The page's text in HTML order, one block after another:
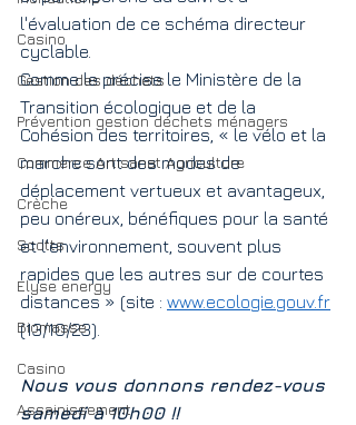
Casino
Gestion des déchets
Prévention gestion déchets ménagers
Commerce Artisanat Agriculture
Crèche
Scotts
Elyse energy
Biomasse
Casino
Assainissement
l'évaluation de ce schéma directeur
cyclable.
Comme le précise le Ministère de la
Transition écologique et de la
Cohésion des territoires, « le vélo et la
marche sont des modes de
déplacement vertueux et avantageux,
peu onéreux, bénéfiques pour la santé
et l'environnement, souvent plus
rapides que les autres sur de courtes
distances » (site : www.ecologie.gouv.fr
(13/10/23).
Nous vous donnons rendez-vous
samedi à 10h00 !!